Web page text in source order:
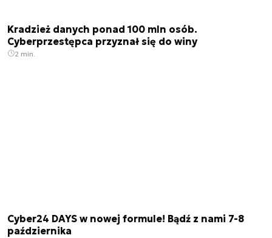
Kradzież danych ponad 100 mln osób.
Cyberprzestępca przyznał się do winy
2 min.
Cyber24 DAYS w nowej formule! Bądź z nami 7-8
października